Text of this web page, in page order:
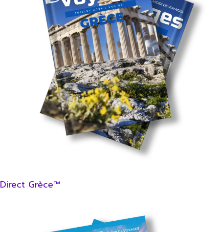
Direct Grèce™